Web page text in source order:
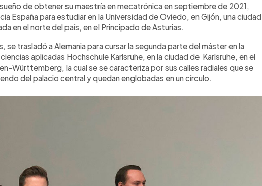
de obtener su maestría en mecatrónica en septiembre de 2021,
España para estudiar en la Universidad de Oviedo, en Gijón, una ciudad
en el norte del país, en el Principado de Asturias.
se trasladó a Alemania para cursar la segunda parte del máster en la
aplicadas Hochschule Karlsruhe, en la ciudad de Karlsruhe, en el
Württemberg, la cual se se caracteriza por sus calles radiales que se
del palacio central y quedan englobadas en un círculo.